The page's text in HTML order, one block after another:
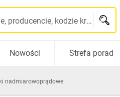
Szukaj po nazwie, indeksie, producencie, kodzie kreskowym...
Nowości Strefa porad
nadmiarowoprądowe